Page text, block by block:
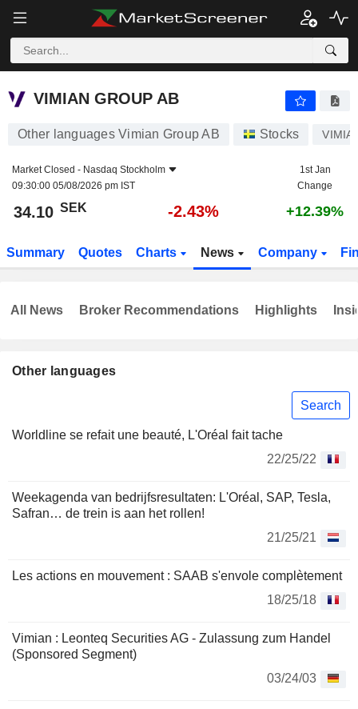
VIMIAN GROUP AB
VIMIAN GROUP AB
Other languages Vimian Group AB Stocks
Market Closed - Nasdaq Stockholm
09:30:00 05/08/2026 pm IST
1st Jan
Change
34.10 SEK -2.43% +12.39%
Summary Quotes Charts News Company
Other languages
Search
Worldline se refait une beauté, L'Oréal fait tache
22/25/22
Weekagenda van bedrijfsresultaten: L'Oréal, SAP, Tesla,
Safran… de trein is aan het rollen!
21/25/21
Les actions en mouvement : SAAB s'envole complètement
18/25/18
Vimian : Leonteq Securities AG - Zulassung zum Handel
(Sponsored Segment)
03/24/03
All News Broker Recommendations Highlights